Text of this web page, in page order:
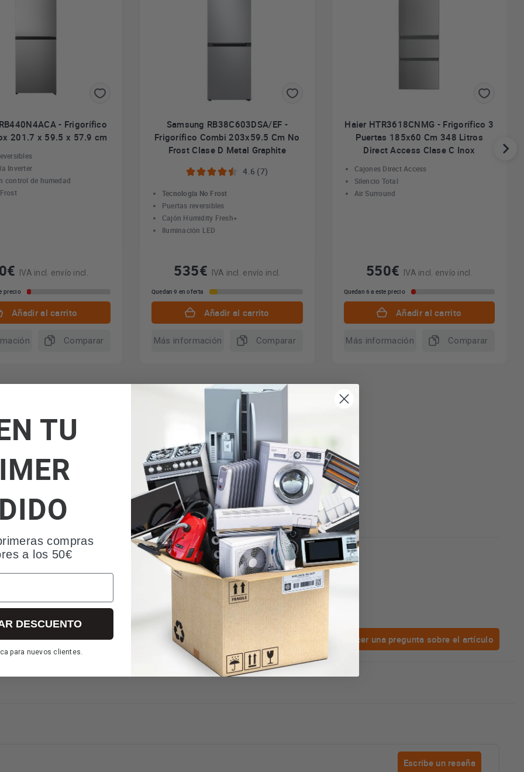
- Frigorífico
201.7 x 59.5 x 57.9 cm
Inverter
control de humedad
IVA incl. envío incl.
precio
Añadir al carrito
Comparar
Samsung RB38C603DSA/EF -
Frigorífico Combi 203x59.5 Cm No
Frost Clase D Metal Graphite
4.6 (7)
Tecnología No Frost
Puertas reversibles
Cajón Humidity Fresh+
Iluminación LED
535€ IVA incl. envío incl.
Quedan 9 en oferta
Añadir al carrito
Más información Comparar
Haier HTR3618CNMG - Frigorífico 3
Puertas 185x60 Cm 348 Litros
Direct Access Clase C Inox
Cajones Direct Access
Silencio Total
Air Surround
550€ IVA incl. envío incl.
Quedan 6 a este precio
Añadir al carrito
Más información Comparar
Valoraciones
Space Black
Hacer una pregunta sobre el artículo
Escribe un reseña
TU
compras
a los 50€
DESCUENTO
para nuevos clientes.